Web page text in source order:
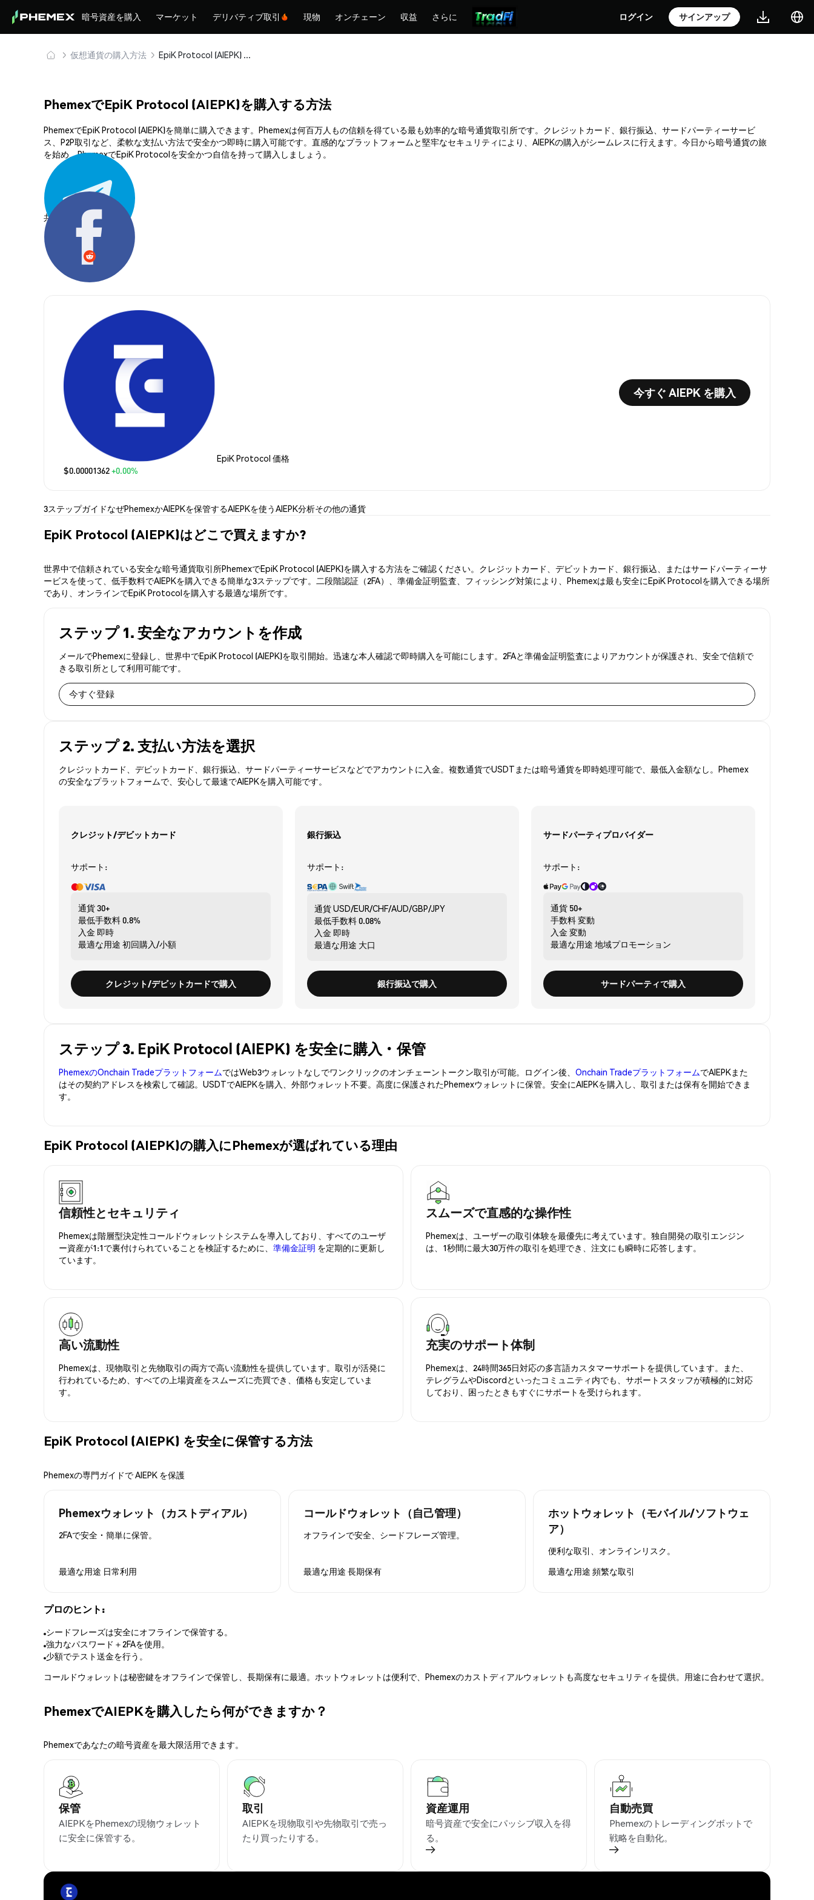
暗号資産を購入 マーケット デリバティブ取引 現物 オンチェーン 収益 さらに ログイン サインアップ
仮想通貨の購入方法 EpiK Protocol (AIEPK) を安全に購入・保管
PhemexでEpiK Protocol (AIEPK)を購入する方法
PhemexでEpiK Protocol (AIEPK)を簡単に購入できます。Phemexは何百万人もの信頼を得ている最も効率的な暗号通貨取引所です。クレジットカード、銀行振込、サードパーティーサービ
ス、P2P取引など、柔軟な支払い方法で安全かつ即時に購入可能です。直感的なプラットフォームと堅牢なセキュリティにより、AIEPKの購入がシームレスに行えます。今日から暗号通貨の旅
を始め、PhemexでEpiK Protocolを安全かつ自信を持って購入しましょう。
共有する:
EpiK Protocol 価格
$0.00001362+0.00%
今すぐ AIEPK を購入
3ステップガイドなぜPhemexかAIEPKを保管するAIEPKを使うAIEPK分析その他の通貨
EpiK Protocol (AIEPK)はどこで買えますか?
世界中で信頼されている安全な暗号通貨取引所PhemexでEpiK Protocol (AIEPK)を購入する方法をご確認ください。クレジットカード、デビットカード、銀行振込、またはサードパーティーサ
ービスを使って、低手数料でAIEPKを購入できる簡単な3ステップです。二段階認証（2FA）、準備金証明監査、フィッシング対策により、Phemexは最も安全にEpiK Protocolを購入できる場所
であり、オンラインでEpiK Protocolを購入する最適な場所です。
ステップ 1. 安全なアカウントを作成
メールでPhemexに登録し、世界中でEpiK Protocol (AIEPK)を取引開始。迅速な本人確認で即時購入を可能にします。2FAと準備金証明監査によりアカウントが保護され、安全で信頼で
きる取引所として利用可能です。
今すぐ登録
ステップ 2. 支払い方法を選択
クレジットカード、デビットカード、銀行振込、サードパーティーサービスなどでアカウントに入金。複数通貨でUSDTまたは暗号通貨を即時処理可能で、最低入金額なし。Phemex
の安全なプラットフォームで、安心して最速でAIEPKを購入可能です。
クレジット/デビットカード
サポート:
通貨30+
最低手数料0.8%
入金 即時
最適な用途 初回購入/小額
クレジット/デビットカードで購入
銀行振込
サポート:
通貨USD/EUR/CHF/AUD/GBP/JPY
最低手数料0.08%
入金 即時
最適な用途 大口
銀行振込で購入
サードパーティプロバイダー
サポート:
通貨 50+
手数料変動
入金 変動
最適な用途 地域プロモーション
サードパーティで購入
ステップ 3. EpiK Protocol (AIEPK) を安全に購入・保管
PhemexのOnchain TradeプラットフォームではWeb3ウォレットなしでワンクリックのオンチェーントークン取引が可能。ログイン後、 Onchain TradeプラットフォームでAIEPKまた
はその契約アドレスを検索して確認。USDTでAIEPKを購入、外部ウォレット不要。高度に保護されたPhemexウォレットに保管。安全にAIEPKを購入し、取引または保有を開始できま
す。
EpiK Protocol (AIEPK)の購入にPhemexが選ばれている理由
信頼性とセキュリティ
Phemexは階層型決定性コールドウォレットシステムを導入しており、すべてのユーザ
ー資産が1:1で裏付けられていることを検証するために、 準備金証明 を定期的に更新し
ています。
スムーズで直感的な操作性
Phemexは、ユーザーの取引体験を最優先に考えています。独自開発の取引エンジン
は、1秒間に最大30万件の取引を処理でき、注文にも瞬時に応答します。
高い流動性
Phemexは、現物取引と先物取引の両方で高い流動性を提供しています。取引が活発に
行われているため、すべての上場資産をスムーズに売買でき、価格も安定していま
す。
充実のサポート体制
Phemexは、24時間365日対応の多言語カスタマーサポートを提供しています。また、
テレグラムやDiscordといったコミュニティ内でも、サポートスタッフが積極的に対応
しており、困ったときもすぐにサポートを受けられます。
EpiK Protocol (AIEPK) を安全に保管する方法
Phemexの専門ガイドで AIEPK を保護
Phemexウォレット（カストディアル）
2FAで安全・簡単に保管。
最適な用途 日常利用
コールドウォレット（自己管理）
オフラインで安全、シードフレーズ管理。
最適な用途 長期保有
ホットウォレット（モバイル/ソフトウェ
ア）
便利な取引、オンラインリスク。
最適な用途 頻繁な取引
プロのヒント:
シードフレーズは安全にオフラインで保管する。
強力なパスワード＋2FAを使用。
少額でテスト送金を行う。
コールドウォレットは秘密鍵をオフラインで保管し、長期保有に最適。ホットウォレットは便利で、Phemexのカストディアルウォレットも高度なセキュリティを提供。用途に合わせて選択。
PhemexでAIEPKを購入したら何ができますか？
Phemexであなたの暗号資産を最大限活用できます。
保管
AIEPKをPhemexの現物ウォレット
に安全に保管する。
取引
AIEPKを現物取引や先物取引で売っ
たり買ったりする。
資産運用
暗号資産で安全にパッシブ収入を得
る。
自動売買
Phemexのトレーディングボットで
戦略を自動化。